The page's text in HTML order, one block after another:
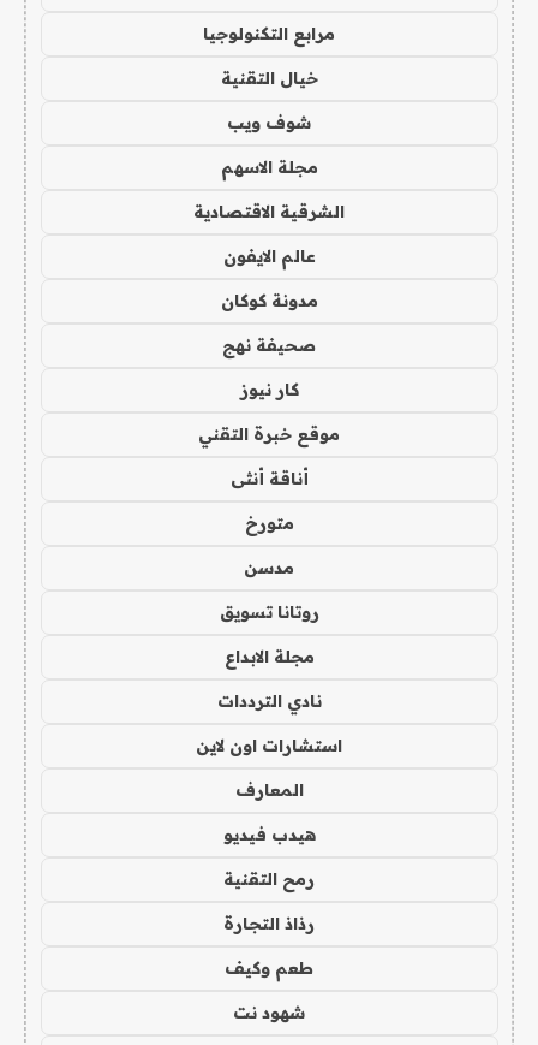
مرابع التكنولوجيا
خيال التقنية
شوف ويب
مجلة الاسهم
الشرقية الاقتصادية
عالم الايفون
مدونة كوكان
صحيفة نهج
كار نيوز
موقع خبرة التقني
أناقة أنثى
متورخ
مدسن
روتانا تسويق
مجلة الابداع
نادي الترددات
استشارات اون لاين
المعارف
هيدب فيديو
رمح التقنية
رذاذ التجارة
طعم وكيف
شهود نت